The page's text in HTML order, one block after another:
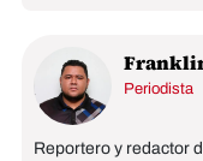
Periodista
Reportero y redactor